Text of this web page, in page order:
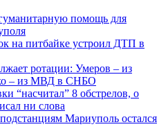
помощь для
на питбайке устроил ДТП в
ротации: Умеров – из
– из МВД в СНБО
“насчитал” 8 обстрелов, о
ни слова
Мариуполь остался